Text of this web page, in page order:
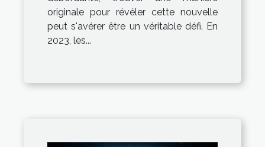
originale pour révéler cette nouvelle
peut s'avérer être un véritable défi. En
2023, les...